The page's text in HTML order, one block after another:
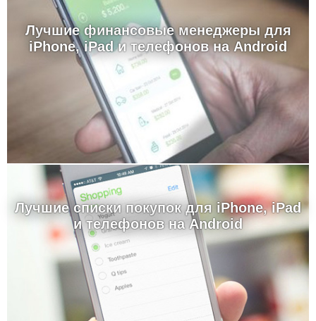
Лучшие финансовые менеджеры для
iPhone, iPad и телефонов на Android
Лучшие cписки покупок для iPhone, iPad
и телефонов на Android